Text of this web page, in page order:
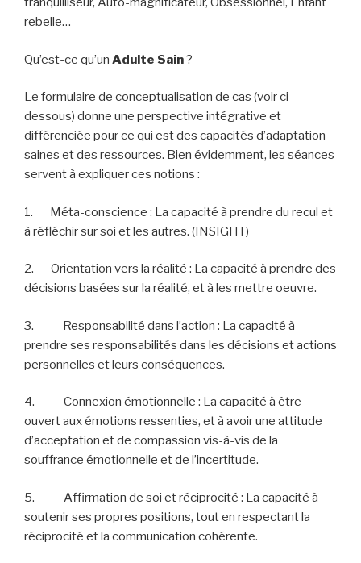
rebelle…
Qu’est-ce qu’un Adulte Sain?
Le formulaire de conceptualisation de cas (voir ci-
dessous) donne une perspective intégrative et
différenciée pour ce qui est des capacités d’adaptation
saines et des ressources. Bien évidemment, les séances
servent à expliquer ces notions :
1. Méta-conscience : La capacité à prendre du recul et
à réfléchir sur soi et les autres. (INSIGHT)
2. Orientation vers la réalité : La capacité à prendre des
décisions basées sur la réalité, et à les mettre oeuvre.
3. Responsabilité dans l’action : La capacité à
prendre ses responsabilités dans les décisions et actions
personnelles et leurs conséquences.
4. Connexion émotionnelle : La capacité à être
ouvert aux émotions ressenties, et à avoir une attitude
d’acceptation et de compassion vis-à-vis de la
souffrance émotionnelle et de l’incertitude.
5. Affirmation de soi et réciprocité : La capacité à
soutenir ses propres positions, tout en respectant la
réciprocité et la communication cohérente.